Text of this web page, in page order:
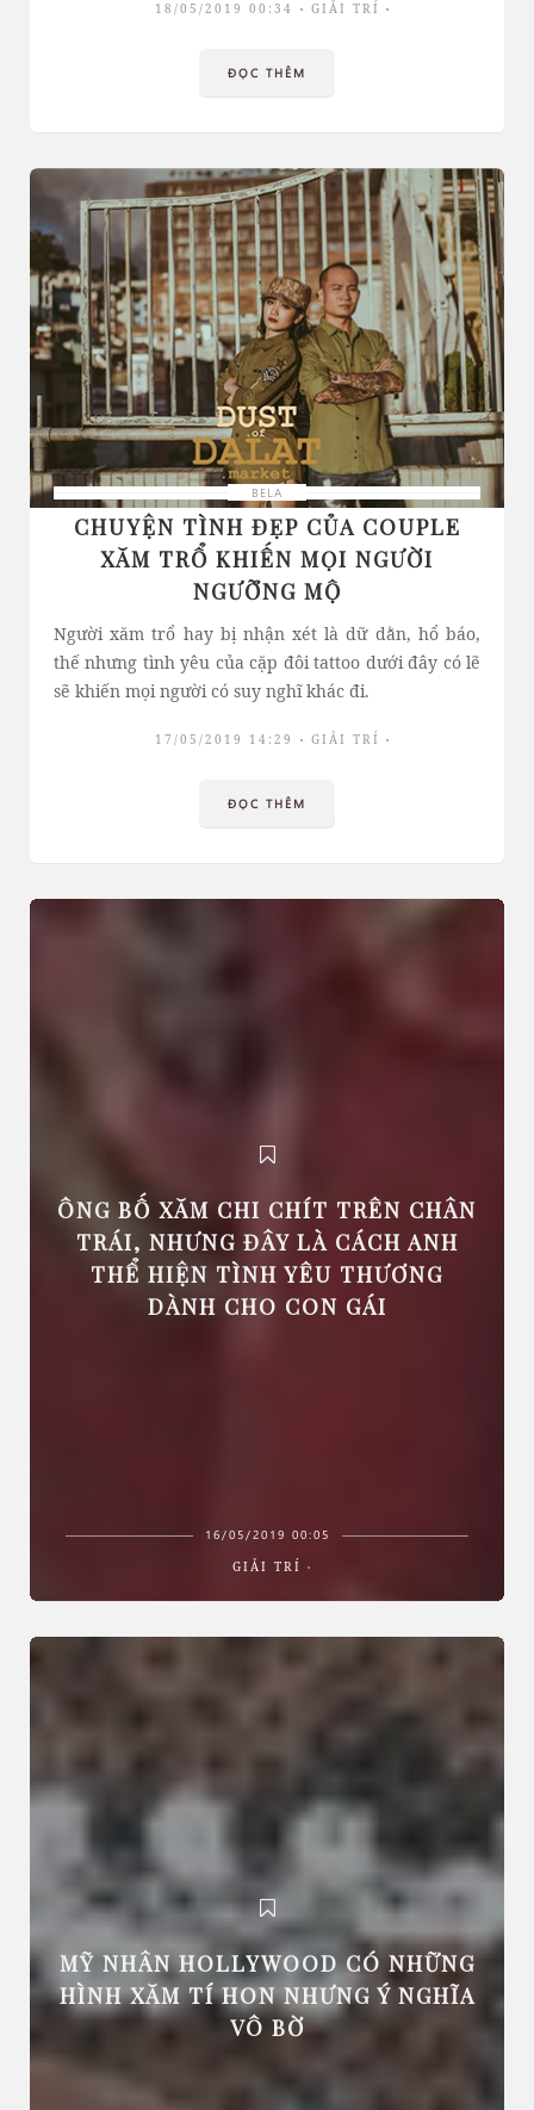
18/05/2019 00:34 GIẢI TRÍ
ĐỌC THÊM
BELA
CHUYỆN TÌNH ĐẸP CỦA COUPLE
XĂM TRỔ KHIẾN MỌI NGƯỜI
NGƯỠNG MỘ
Người xăm trổ hay bị nhận xét là dữ dằn, hổ báo,
thế nhưng tình yêu của cặp đôi tattoo dưới đây có lẽ
sẽ khiến mọi người có suy nghĩ khác đi.
17/05/2019 14:29 GIẢI TRÍ
ĐỌC THÊM
ÔNG BỐ XĂM CHI CHÍT TRÊN CHÂN
TRÁI, NHƯNG ĐÂY LÀ CÁCH ANH
THỂ HIỆN TÌNH YÊU THƯƠNG
DÀNH CHO CON GÁI
16/05/2019 00:05
GIẢI TRÍ
MỸ NHÂN HOLLYWOOD CÓ NHỮNG
HÌNH XĂM TÍ HON NHƯNG Ý NGHĨA
VÔ BỜ